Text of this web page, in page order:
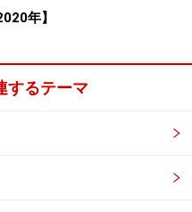
年】
するテーマ